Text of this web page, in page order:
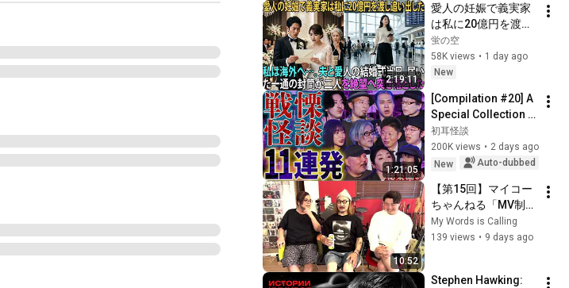
の選択肢」とは？
【今野忍×山本期日
前】｜選挙ドットコ
ム
2:19:11
愛人の妊娠で義実家
は私に20億円を渡し
追い出した。夫と愛
人の結婚式当日、届
いた一通の封筒がす
――| 感動する話 | ス
カッとする話
蛍の空
58K views • 1 day ago
New
1:21:05
[Compilation #20] A
Special Collection
of 11 Terrifying
Ghost Stories
[Murata Ramu]
初耳怪談
200K views • 2 days ago
New
Auto-dubbed
10:52
【第15回】マイコー
ちゃんねる「MV制作
のためのレコーディ
ング中」
My Words is Calling
139 views • 9 days ago
Stephen Hawking: